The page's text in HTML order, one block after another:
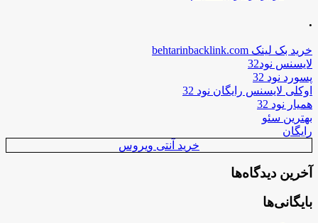
.
خرید بک لینک behtarinbacklink.com
لایسنس نود32
پسورد نود 32
اوکلی لایسنس رایگان نود 32
همیار نود 32
بهترین سئو
رایگان
خرید آنتی ویروس
آخرین دیدگاه‌ها
بایگانی‌ها